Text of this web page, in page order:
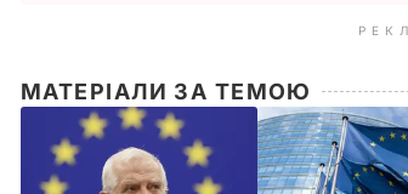
МАТЕРІАЛИ ЗА ТЕМОЮ